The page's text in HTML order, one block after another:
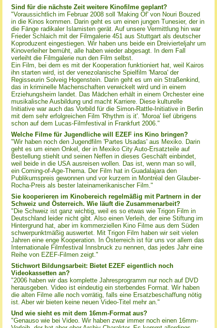
Sind für die nächste Zeit weitere Kinofilme geplant?
"Voraussichtlich im Februar 2008 soll 'Making Of' von Nouri Bouzed
in die Kinos kommen. Darin geht es um einen jungen Tunesier, der in
die Fänge radikaler Islamisten gerät. Auf unsere Vermittlung hin war
Frieder Schlaich mit der Filmgalerie 451 aus Stuttgart als deutscher
Koproduzent eingestiegen. Wir haben uns beide ein Dreivierteljahr um
Kinoverleiher bemüht, alle haben wieder abgesagt. In dem Fall
verleiht die Filmgalerie nun den Film selbst.
Ein Film, bei dem es mit der Kooperation funktioniert hat, weil Kairos
ihn starten wird, ist der venezolanische Spielfilm 'Maroa' der
Regisseurin Solveig Hogenstein. Darin geht es um ein Straßenkind,
das in kriminelle Machenschaften verwickelt wird und in einem
Erziehungsheim landet. Das Mädchen erhält in einem Orchester eine
musikalische Ausbildung und macht Karriere. Diese kulturelle
Initiative war auch das Vorbild für die Simon-Rattle-Initiative in Berlin
mit dem sehr erfolgreichen Film 'Rhythm is it'. 'Moroa' lief übrigens
schon auf dem Lucas-Filmfestival in Frankfurt 2006."
Welche Filme für Jugendliche will EZEF ins Kino bringen?
"Wir haben noch den Jugendfilm 'Partes Usadas' aus Mexiko. Darin
geht es um einen Onkel, der in Mexiko City Auto-Ersatzteile auf
Bestellung stiehlt und seinen Neffen in dieses Geschäft einbindet,
weil beide in die USA ausreisen wollen. Das ist, wenn man so will,
ein Coming-of-Age-Thema. Der Film hat in Guadalajara den
Publikumspreis gewonnen und vor kurzem in Montréal den Glauber-
Rocha-Preis als bester lateinamerikanischer Film."
Sie kooperieren im Kinobereich regelmäßig mit Partnern in der
Schweiz und Österreich. Wie läuft die Zusammenarbeit?
"Die Schweiz ist ganz wichtig, weil es so etwas wie Trigon Film in
Deutschland leider nicht gibt. Also einen Verleih, der eine Stiftung im
Hintergrund hat, aber im kommerziellen Kino Filme aus dem Süden
schwerpunktmäßig auswertet. Mit Trigon Film haben wir seit vielen
Jahren eine enge Kooperation. In Österreich ist für uns vor allem das
Internationale Filmfestival Innsbruck zu nennen, das jedes Jahr eine
Reihe von EZEF-Filmen zeigt."
Stichwort Bildungsarbeit: Bietet EZEF eigentlich noch
Videokassetten an?
"2006 haben wir das komplette Jahresprogramm nur noch auf DVD
herausgeben. Video ist eindeutig ein sterbendes Format. Wir haben
die alten Filme alle noch vorrätig, falls eine Ersatzbeschaffung nötig
ist. Aber wir bieten keine neuen Video-Titel mehr an."
Und wie sieht es mit dem 16mm-Format aus?
"Genauso wie bei Video. Wir haben zwar immer noch einen 16mm-